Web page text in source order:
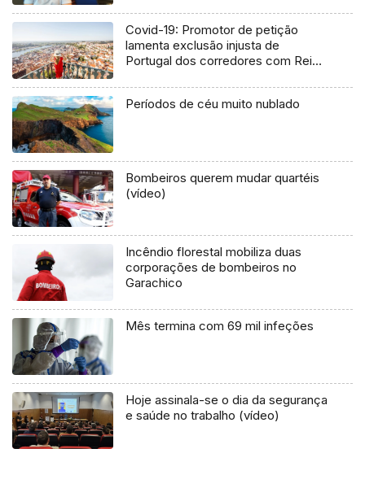
Covid-19: Promotor de petição
lamenta exclusão injusta de
Portugal dos corredores com Reino
Períodos de céu muito nublado
Bombeiros querem mudar quartéis
(vídeo)
Incêndio florestal mobiliza duas
corporações de bombeiros no
Garachico
Mês termina com 69 mil infeções
Hoje assinala-se o dia da segurança
e saúde no trabalho (vídeo)